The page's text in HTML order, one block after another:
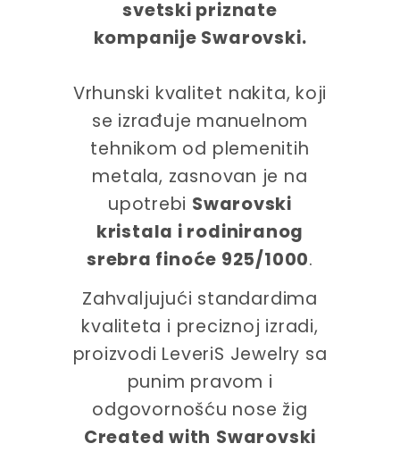
svetski priznate
kompanije Swarovski.
Vrhunski kvalitet nakita, koji
se izrađuje manuelnom
tehnikom od plemenitih
metala, zasnovan je na
upotrebi Swarovski
kristala i rodiniranog
srebra finoće 925/1000.
Zahvaljujući standardima
kvaliteta i preciznoj izradi,
proizvodi LeveriS Jewelry sa
punim pravom i
odgovornošću nose žig
Created with Swarovski